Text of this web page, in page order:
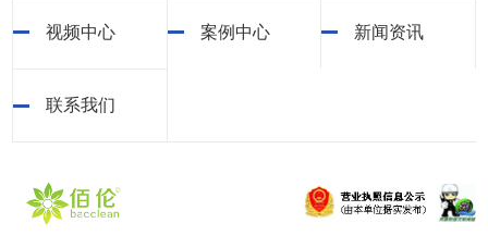
视频中心 案例中心 新闻资讯
联系我们